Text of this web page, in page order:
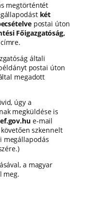
megtörténtét
két
postai úton
Főigazgatóság,
általi
postai úton
megadott
úgy a
megküldése is
e-mail
szkennelt
megállapodás
a magyar
meg.